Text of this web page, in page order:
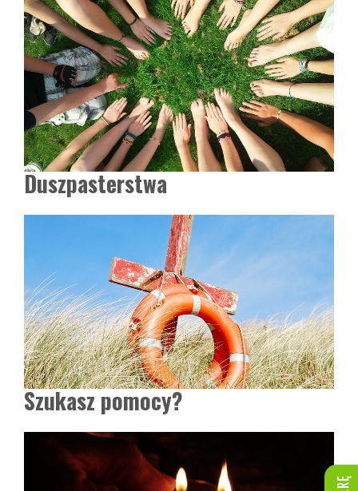
Duszpasterstwa
Szukasz pomocy?